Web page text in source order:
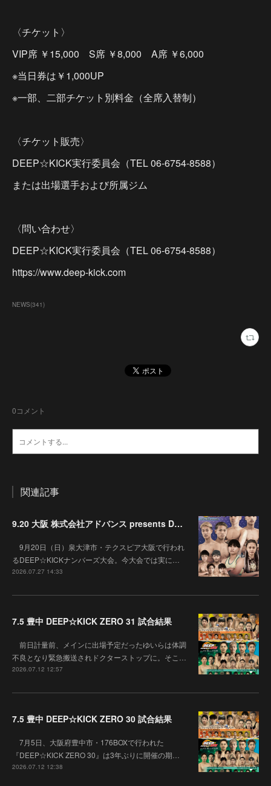
〈チケット〉
VIP席 ￥15,000 S席 ￥8,000 A席 ￥6,000
※当日券は￥1,000UP
※一部、二部チケット別料金（全席入替制）
〈チケット販売〉
DEEP☆KICK実行委員会（TEL 06-6754-8588）
または出場選手および所属ジム
〈問い合わせ〉
DEEP☆KICK実行委員会（TEL 06-6754-8588）
https://www.deep-kick.com
NEWS(341)
0コメント
関連記事
9.20 大阪 株式会社アドバンス presents DEEP☆KICK 79･80 7月の準決勝を勝ち抜いた6名による-53kg･-65kg･QUEEN-46kgと3つの王座決定戦の開催が決定！
9月20日（日）泉大津市・テクスピア大阪で行われ
るDEEP☆KICKナンバーズ大会。今大会では実に…
2026.07.27 14:33
7.5 豊中 DEEP☆KICK ZERO 31 試合結果
前日計量前、メインに出場予定だったゆいらは体調
不良となり緊急搬送されドクターストップに。そこ…
2026.07.12 12:57
7.5 豊中 DEEP☆KICK ZERO 30 試合結果
7月5日、大阪府豊中市・176BOXで行われた
『DEEP☆KICK ZERO 30』は3年ぶりに開催の期…
2026.07.12 12:38